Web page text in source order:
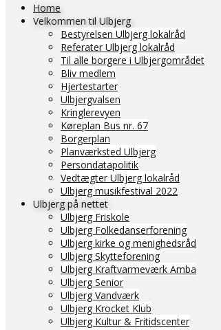
Home
Velkommen til Ulbjerg
Bestyrelsen Ulbjerg lokalråd
Referater Ulbjerg lokalråd
Til alle borgere i Ulbjergområdet
Bliv medlem
Hjertestarter
Ulbjergvalsen
Kringlerevyen
Køreplan Bus nr. 67
Borgerplan
Planværksted Ulbjerg
Persondatapolitik
Vedtægter Ulbjerg lokalråd
Ulbjerg musikfestival 2022
Ulbjerg på nettet
Ulbjerg Friskole
Ulbjerg Folkedanserforening
Ulbjerg kirke og menighedsråd
Ulbjerg Skytteforening
Ulbjerg Kraftvarmeværk Amba
Ulbjerg Senior
Ulbjerg Vandværk
Ulbjerg Krocket Klub
Ulbjerg Kultur & Fritidscenter